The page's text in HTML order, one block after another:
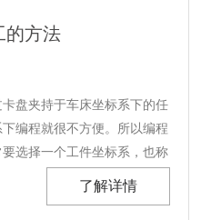
的方法
盘夹持于车床坐标系下的任
编程就很不方便。所以编程
选择一个工件坐标系，也称
工件坐标系为依据。...
了解详情